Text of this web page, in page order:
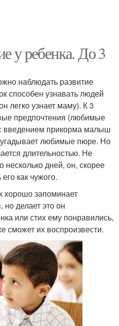
у ребенка. До 3
наблюдать развитие
способен узнавать людей
легко узнает маму). К 3
предпочтения (любимые
введением прикорма малыш
угадывает любимые пюре. Но
длительностью. Не
несколько дней, он, скорее
как чужого.
хорошо запоминает
делает это он
или стих ему понравились,
сможет их воспроизвести.